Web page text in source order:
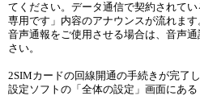
てください。データ通信で契約されて
専用です」内容のアナウンスが流れます
音声通報をご使用させる場合は、音声
さい。
2SIMカードの回線開通の手続きが完了
設定ソフトの「全体の設定」画面にあ